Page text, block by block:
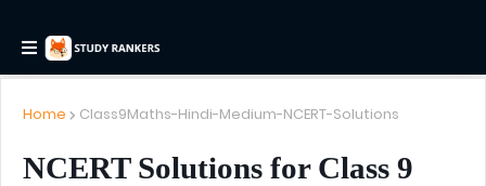
Home Class9Maths-Hindi-Medium-NCERT-Solutions
NCERT Solutions for Class 9